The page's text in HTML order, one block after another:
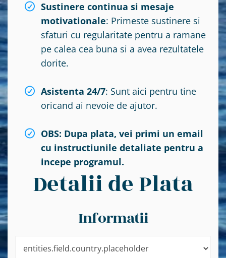
Sustinere continua si mesaje
motivationale: Primeste sustinere si
sfaturi cu regularitate pentru a ramane
pe calea cea buna si a avea rezultatele
dorite.
Asistenta 24/7: Sunt aici pentru tine
oricand ai nevoie de ajutor.
OBS: Dupa plata, vei primi un email
cu instructiunile detaliate pentru a
incepe programul.
Detalii de Plata
Informatii